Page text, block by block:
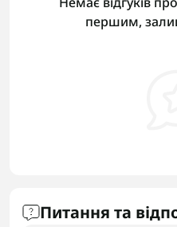
першим,
Питання та